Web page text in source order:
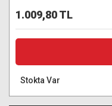
1.009,80 TL
Stokta Var